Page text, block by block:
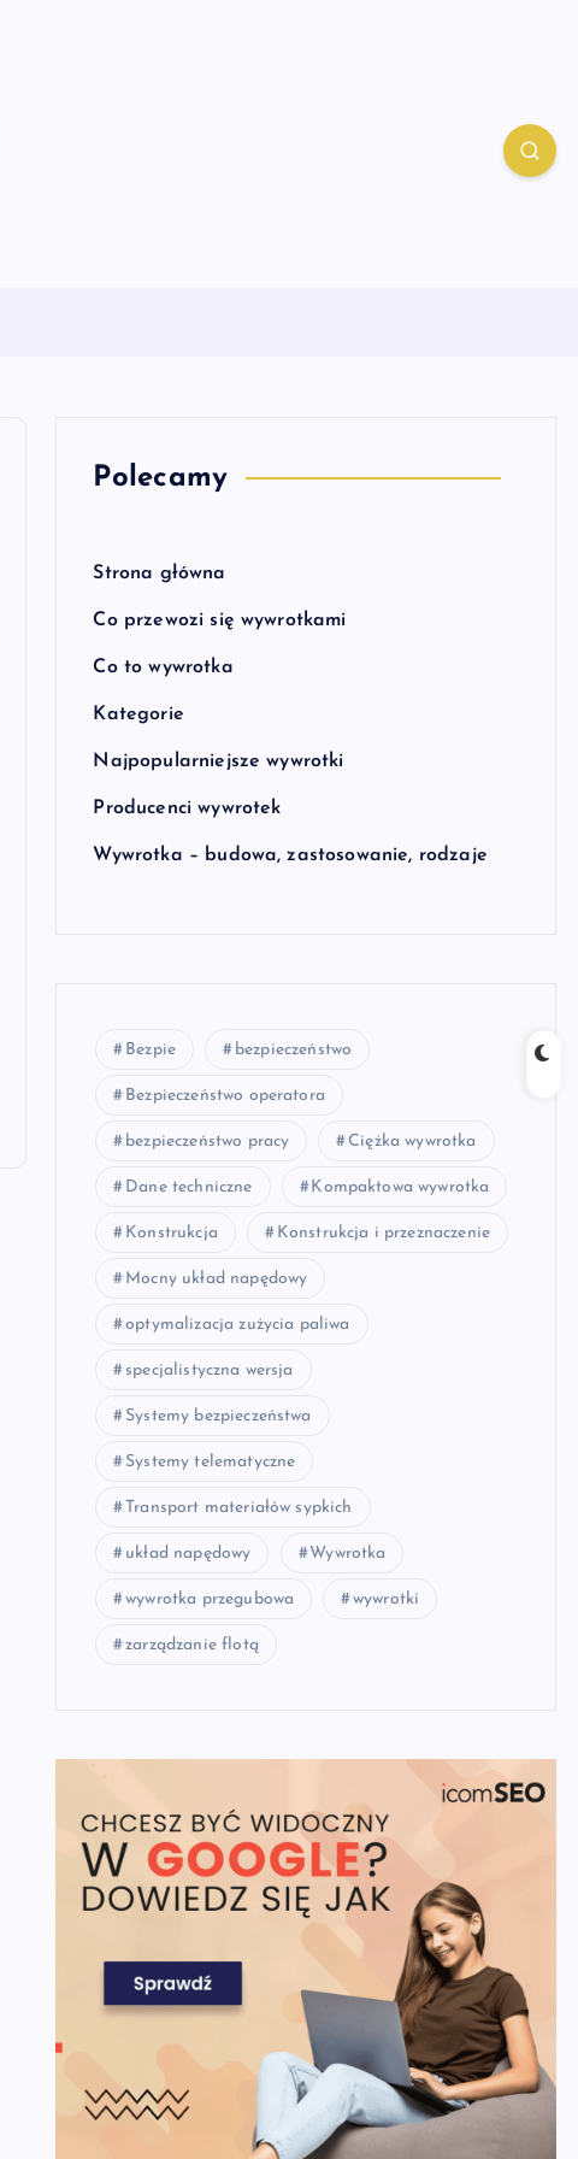
Polecamy
Strona główna
Co przewozi się wywrotkami
Co to wywrotka
Kategorie
Najpopularniejsze wywrotki
Producenci wywrotek
Wywrotka – budowa, zastosowanie, rodzaje
Bezpie bezpieczeństwo
Bezpieczeństwo operatora
bezpieczeństwo pracy Ciężka wywrotka
Dane techniczne Kompaktowa wywrotka
Konstrukcja Konstrukcja i przeznaczenie
Mocny układ napędowy
optymalizacja zużycia paliwa
specjalistyczna wersja
Systemy bezpieczeństwa
Systemy telematyczne
Transport materiałów sypkich
układ napędowy Wywrotka
wywrotka przegubowa wywrotki
zarządzanie flotą